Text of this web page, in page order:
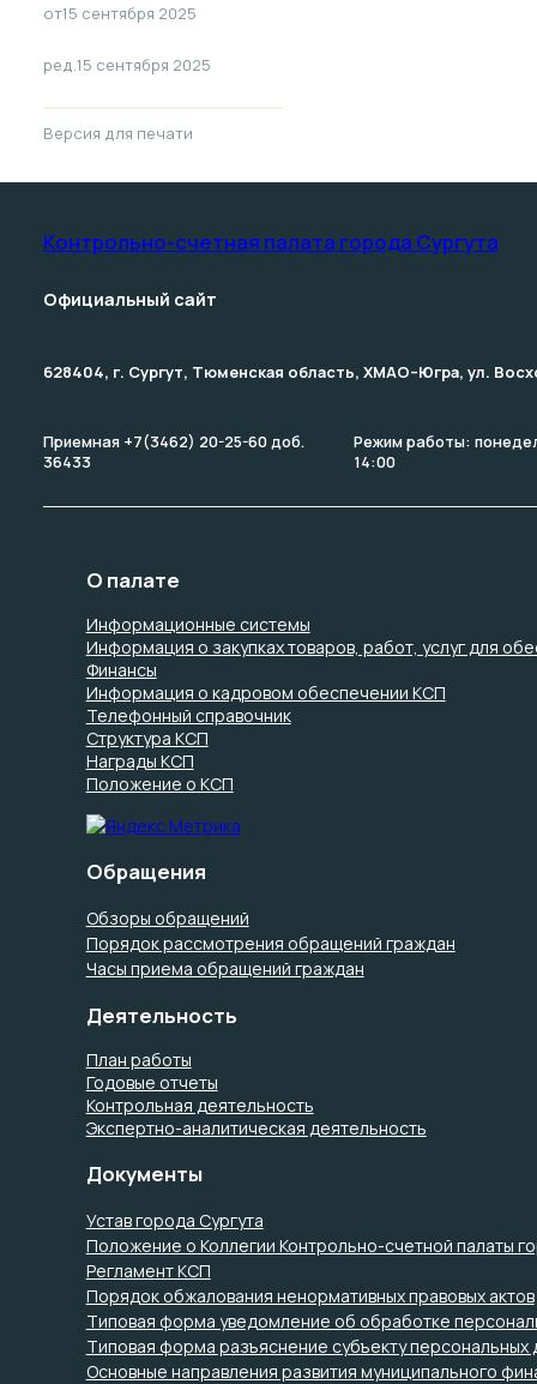
от15 сентября 2025
ред.15 сентября 2025
Версия для печати
Контрольно-счетная палата­ города Сургута
Официальный сайт
628404, г. Сургут, Тюменская область, ХМАО–Югра, ул.
Приемная +7(3462) 20-25-60 доб.
36433
Режим работы:
14:00
О палате
Информационные системы
Информация о закупках товаров, работ, услуг для
Финансы
Информация о кадровом обеспечении КСП
Телефонный справочник
Структура КСП
Награды КСП
Положение о КСП
Обращения
Обзоры обращений
Порядок рассмотрения обращений граждан
Часы приема обращений граждан
Деятельность
План работы
Годовые отчеты
Контрольная деятельность
Экспертно-аналитическая деятельность
Документы
Устав города Сургута
Положение о Коллегии Контрольно-счетной палаты
Регламент КСП
Порядок обжалования ненормативных правовых актов
Типовая форма уведомление об обработке
Типовая форма разъяснение субъекту персональных
Основные направления развития муниципального